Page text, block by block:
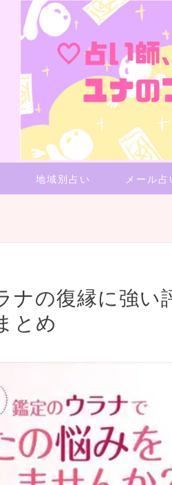
地域別占い メール占
ナの復縁に強い
とめ